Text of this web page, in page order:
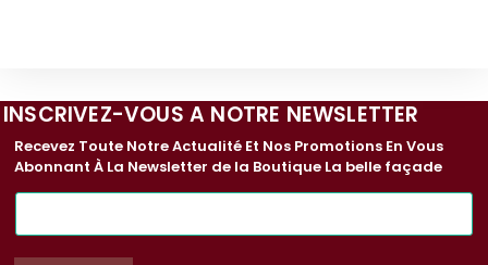
INSCRIVEZ-VOUS A NOTRE NEWSLETTER
Recevez Toute Notre Actualité Et Nos Promotions En Vous
Abonnant À La Newsletter de la Boutique La belle façade
E